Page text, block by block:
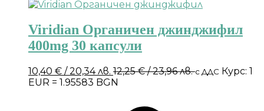
Viridian Органичен джинджифил
400mg 30 капсули
10,40 € / 20,34 лв. 12,25€/ 23,96 лв.с ДДС Курс: 1
EUR = 1.95583 BGN